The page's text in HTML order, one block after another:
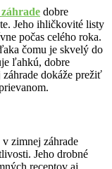
dobre
Jeho ihličkovité listy
počas celého roka.
čomu je skvelý do
ľahkú, dobre
dokáže prežiť
v zimnej záhrade
Jeho drobné